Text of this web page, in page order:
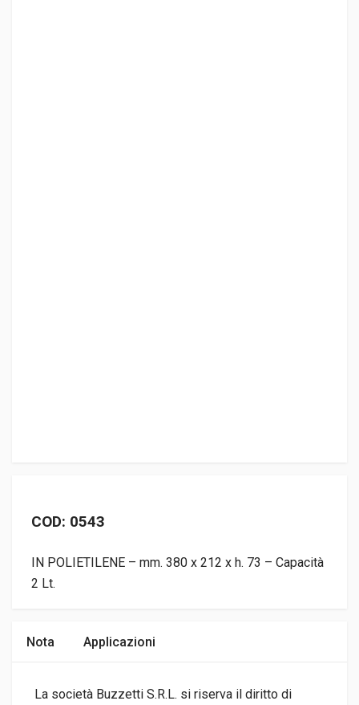
COD: 0543
IN POLIETILENE – mm. 380 x 212 x h. 73 – Capacità
2 Lt.
Nota Applicazioni
La società Buzzetti S.R.L. si riserva il diritto di